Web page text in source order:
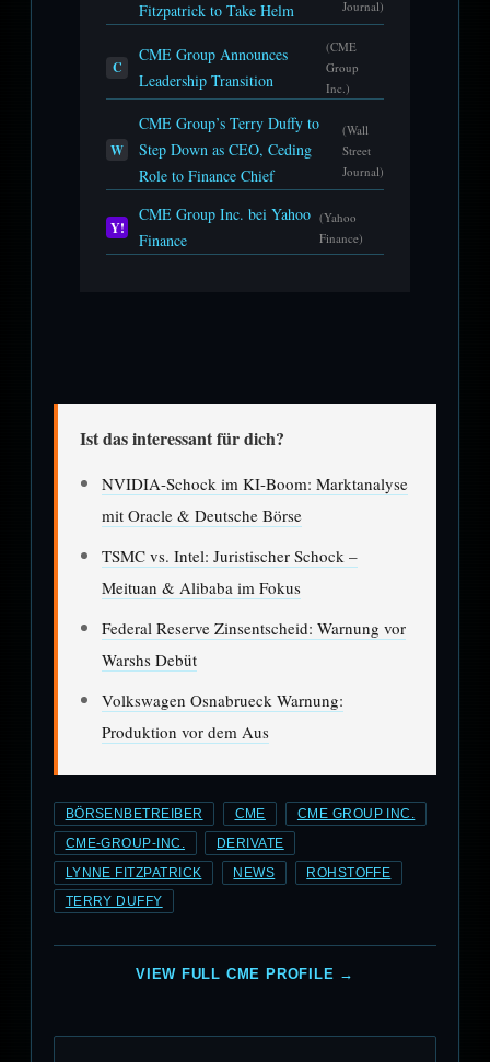
Fitzpatrick to Take Helm
Journal)
C
CME Group Announces
Leadership Transition
(CME
Group
Inc.)
W
CME Group’s Terry Duffy to
Step Down as CEO, Ceding
Role to Finance Chief
(Wall
Street
Journal)
Y!
CME Group Inc. bei Yahoo
Finance
(Yahoo
Finance)
Ist das interessant für dich?
NVIDIA-Schock im KI-Boom: Marktanalyse
mit Oracle & Deutsche Börse
TSMC vs. Intel: Juristischer Schock –
Meituan & Alibaba im Fokus
Federal Reserve Zinsentscheid: Warnung vor
Warshs Debüt
Volkswagen Osnabrueck Warnung:
Produktion vor dem Aus
BÖRSENBETREIBER CME CME GROUP INC.
CME-GROUP-INC. DERIVATE
LYNNE FITZPATRICK NEWS ROHSTOFFE
TERRY DUFFY
VIEW FULL CME PROFILE →